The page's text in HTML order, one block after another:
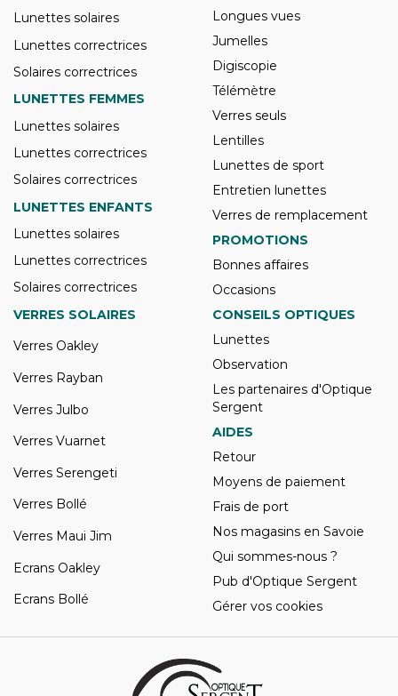
Lunettes solaires
Lunettes correctrices
Solaires correctrices
LUNETTES FEMMES
Lunettes solaires
Lunettes correctrices
Solaires correctrices
LUNETTES ENFANTS
Lunettes solaires
Lunettes correctrices
Solaires correctrices
Longues vues
Jumelles
Digiscopie
Télémètre
Verres seuls
Lentilles
Lunettes de sport
Entretien lunettes
Verres de remplacement
PROMOTIONS
Bonnes affaires
Occasions
VERRES SOLAIRES
Verres Oakley
Verres Rayban
Verres Julbo
Verres Vuarnet
Verres Serengeti
Verres Bollé
Verres Maui Jim
Ecrans Oakley
Ecrans Bollé
CONSEILS OPTIQUES
Lunettes
Observation
Les partenaires d'Optique
Sergent
AIDES
Retour
Moyens de paiement
Frais de port
Nos magasins en Savoie
Qui sommes-nous ?
Pub d'Optique Sergent
Gérer vos cookies